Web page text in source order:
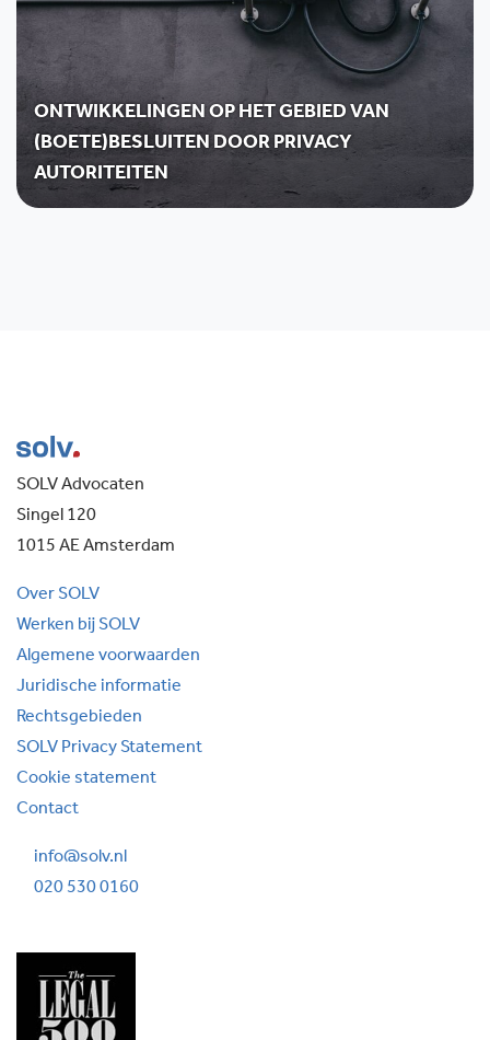
ONTWIKKELINGEN OP HET GEBIED VAN
(BOETE)BESLUITEN DOOR PRIVACY
AUTORITEITEN
SOLV Advocaten
Singel 120
1015 AE Amsterdam
Over SOLV
Werken bij SOLV
Algemene voorwaarden
Juridische informatie
Rechtsgebieden
SOLV Privacy Statement
Cookie statement
Contact
info@solv.nl
020 530 0160